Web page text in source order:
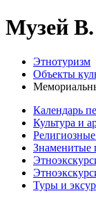
Музей
Этнотуризм
Объекты
Календарь
Культура и
Знаменитые
Туры и